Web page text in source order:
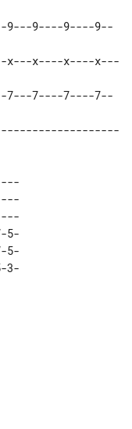
9----9----9--
x----x----x---
7----7----7--
5-
5-
3-